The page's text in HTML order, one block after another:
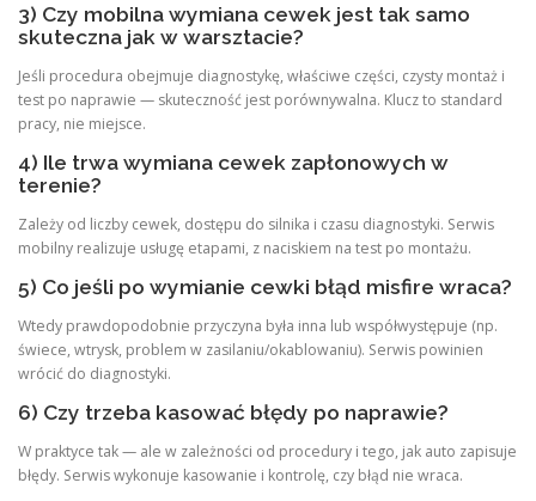
3) Czy mobilna wymiana cewek jest tak samo
skuteczna jak w warsztacie?
Jeśli procedura obejmuje diagnostykę, właściwe części, czysty montaż i
test po naprawie — skuteczność jest porównywalna. Klucz to standard
pracy, nie miejsce.
4) Ile trwa wymiana cewek zapłonowych w
terenie?
Zależy od liczby cewek, dostępu do silnika i czasu diagnostyki. Serwis
mobilny realizuje usługę etapami, z naciskiem na test po montażu.
5) Co jeśli po wymianie cewki błąd misfire wraca?
Wtedy prawdopodobnie przyczyna była inna lub współwystępuje (np.
świece, wtrysk, problem w zasilaniu/okablowaniu). Serwis powinien
wrócić do diagnostyki.
6) Czy trzeba kasować błędy po naprawie?
W praktyce tak — ale w zależności od procedury i tego, jak auto zapisuje
błędy. Serwis wykonuje kasowanie i kontrolę, czy błąd nie wraca.